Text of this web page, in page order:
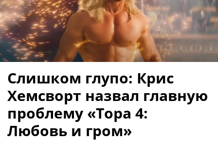
Слишком глупо: Крис
Хемсворт назвал главную
проблему «Тора 4:
Любовь и гром»